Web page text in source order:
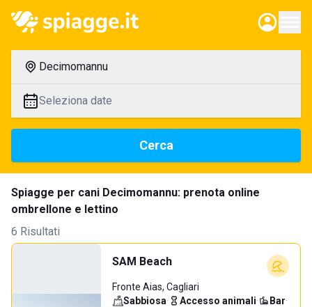
Decimomannu
Seleziona date
Cerca
Spiagge per cani Decimomannu: prenota online
ombrellone e lettino
6 Risultati
SAM Beach
Fronte Aias, Cagliari
Sabbiosa· Accesso animali· Bar·